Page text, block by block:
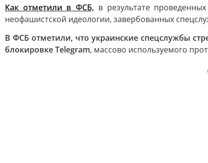
Как отметили в ФСБ, в результате
неофашистской идеологии, завербованных
В ФСБ отметили, что украинские спецслужбы
блокировке Telegram, массово используемого